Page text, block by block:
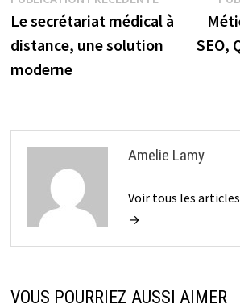
de
l’article
précédente :
Le secrétariat médical à
distance, une solution
moderne
SEO,
Amelie Lamy
Voir tous les
→
VOUS POURRIEZ AUSSI AIMER